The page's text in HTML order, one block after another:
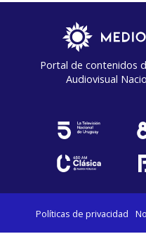
Portal de contenidos
Audiovisual
Políticas de privacidad